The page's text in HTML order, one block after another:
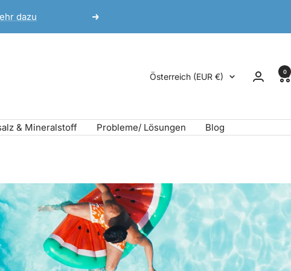
dazu Weiter
Land/Region
Österreich (EUR €) 0
& Mineralstoff Probleme/ Lösungen Blog